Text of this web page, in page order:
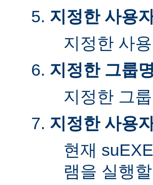
지정한 사용
지정한 사
지정한 그룹
지정한 그
지정한 사용
현재
램을 실행